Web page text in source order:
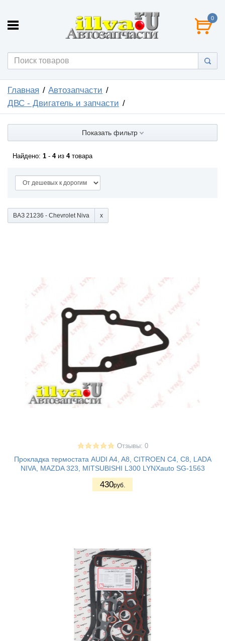
0
Главная
Автозапчасти
ДВС - Двигатель и запчасти
Показать фильтр
Найдено: 1 - 4из 4товара
ВАЗ 21236 - Chevrolet Niva
Отзывы: 0
Прокладка термостата AUDI A4, A8, CITROEN C4, C8, LADA
NIVA, MAZDA 323, MITSUBISHI L300 LYNXauto SG-1563
430руб.